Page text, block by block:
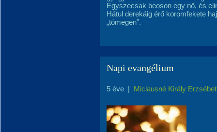
Egyszecsak beoson egy nő, és
Hátul derekáig érő koromfekete
„tömegen”.
Napi evangélium
5 éve | Miclausné Király Erzsébet